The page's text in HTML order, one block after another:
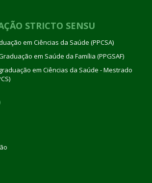
STRICTO SENSU
em Ciências da Saúde (PPCSA)
em Saúde da Família (PPGSAF)
em Ciências da Saúde - Mestrado